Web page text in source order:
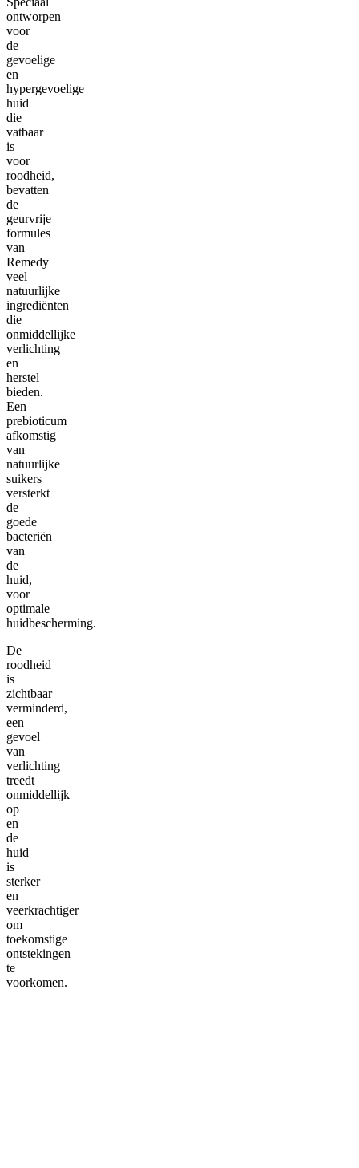
ontworpen
voor
de
gevoelige
en
hypergevoelige
huid
die
vatbaar
is
voor
roodheid,
bevatten
de
geurvrije
formules
van
Remedy
veel
natuurlijke
ingrediënten
die
onmiddellijke
verlichting
en
herstel
bieden.
Een
prebioticum
afkomstig
van
natuurlijke
suikers
versterkt
de
goede
bacteriën
van
de
huid,
voor
optimale
huidbescherming.
De
roodheid
is
zichtbaar
verminderd,
een
gevoel
van
verlichting
treedt
onmiddellijk
op
en
de
huid
is
sterker
en
veerkrachtiger
om
toekomstige
ontstekingen
te
voorkomen.